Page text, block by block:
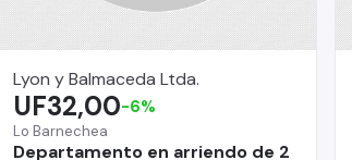
Lyon y Balmaceda Ltda.
Lo Barnechea
Departamento en arriendo de 2
UF32,00-6%